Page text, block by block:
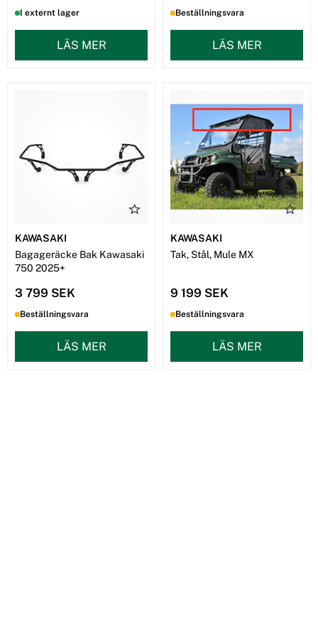
I externt lager
LÄS MER
Beställningsvara
LÄS MER
KAWASAKI
Bagageräcke Bak Kawasaki
750 2025+
3 799 SEK
Beställningsvara
LÄS MER
KAWASAKI
Tak, Stål, Mule MX
9 199 SEK
Beställningsvara
LÄS MER